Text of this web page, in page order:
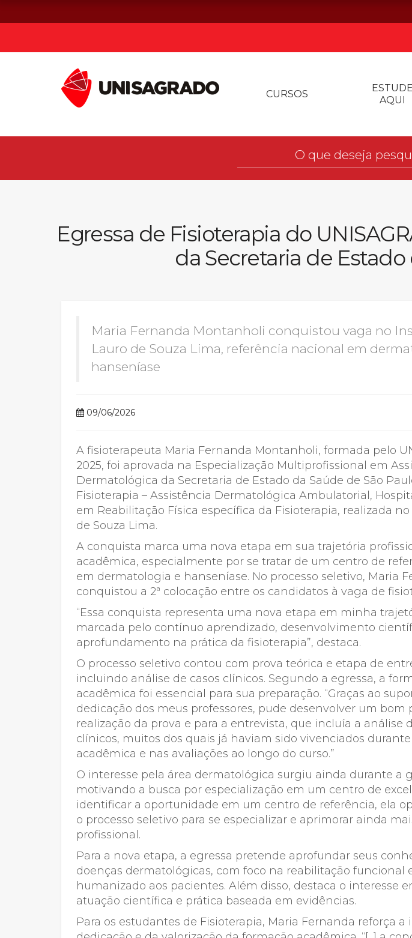
Graduação
Transferência
Reingresso
CURSOS
ESTUDE
AQUI
Egressa de Fisioterapia do
da Secretaria de
Maria Fernanda Montanholi conquistou vaga no
Lauro de Souza Lima, referência nacional em
hanseníase
09/06/2026
A fisioterapeuta Maria Fernanda Montanholi, formada pelo
2025, foi aprovada na Especialização Multiprofissional em
Dermatológica da Secretaria de Estado da Saúde de São
Fisioterapia – Assistência Dermatológica Ambulatorial,
em Reabilitação Física específica da Fisioterapia, realizada
de Souza Lima.
A conquista marca uma nova etapa em sua trajetória
acadêmica, especialmente por se tratar de um centro de
em dermatologia e hanseníase. No processo seletivo, Maria
conquistou a 2ª colocação entre os candidatos à vaga de
“Essa conquista representa uma nova etapa em minha
marcada pelo contínuo aprendizado, desenvolvimento
aprofundamento na prática da fisioterapia”, destaca.
O processo seletivo contou com prova teórica e etapa de
incluindo análise de casos clínicos. Segundo a egressa, a
acadêmica foi essencial para sua preparação. “Graças ao
dedicação dos meus professores, pude desenvolver um bom
realização da prova e para a entrevista, que incluía a análise
clínicos, muitos dos quais já haviam sido vivenciados
acadêmica e nas avaliações ao longo do curso.”
O interesse pela área dermatológica surgiu ainda durante a
motivando a busca por especialização em um centro de
identificar a oportunidade em um centro de referência, ela
o processo seletivo para se especializar e aprimorar ainda
profissional.
Para a nova etapa, a egressa pretende aprofundar seus
doenças dermatológicas, com foco na reabilitação funcional
humanizado aos pacientes. Além disso, destaca o interesse
atuação científica e prática baseada em evidências.
Para os estudantes de Fisioterapia, Maria Fernanda reforça